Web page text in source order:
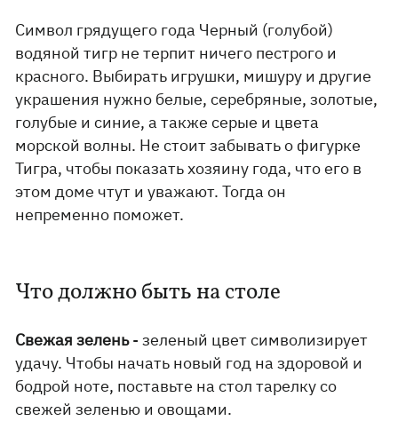
Символ грядущего года Черный (голубой)
водяной тигр не терпит ничего пестрого и
красного. Выбирать игрушки, мишуру и другие
украшения нужно белые, серебряные, золотые,
голубые и синие, а также серые и цвета
морской волны. Не стоит забывать о фигурке
Тигра, чтобы показать хозяину года, что его в
этом доме чтут и уважают. Тогда он
непременно поможет.
Что должно быть на столе
Свежая зелень- зеленый цвет символизирует
удачу. Чтобы начать новый год на здоровой и
бодрой ноте, поставьте на стол тарелку со
свежей зеленью и овощами.